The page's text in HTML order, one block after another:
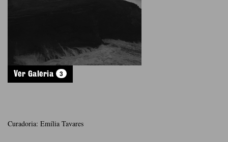
Ver Galeria 3
Curadoria: Emília Tavares